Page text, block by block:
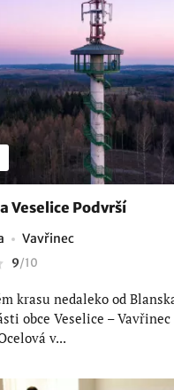
Veselice Podvrší
Vavřinec
9/10
krasu nedaleko od
obce Veselice –
v...